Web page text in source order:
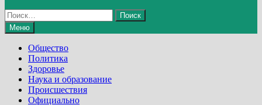
Найти:
Меню
Общество
Политика
Здоровье
Наука и образование
Происшествия
Официально